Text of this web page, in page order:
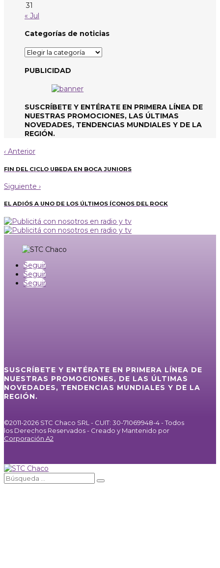
31
« Jul
Categorías de noticias
Categorías
de
noticias
PUBLICIDAD
SUSCRÍBETE Y ENTÉRATE EN PRIMERA LÍNEA DE
NUESTRAS PROMOCIONES, LAS ÚLTIMAS
NOVEDADES, TENDENCIAS MUNDIALES Y DE LA
REGIÓN.
‹ Anterior
FIN DEL CICLO UBEDA EN BOCA JUNIORS
Siguiente ›
EL ADIÓS A UNO DE LOS ÚLTIMOS ÍCONOS DEL ROCK
Seguir
Seguir
Seguir
SUSCRÍBETE Y ENTÉRATE EN PRIMERA LÍNEA DE
NUESTRAS PROMOCIONES, DE LAS ÚLTIMAS
NOVEDADES, TENDENCIAS MUNDIALES Y DE LA
REGIÓN.
©2011-2026 STC Chaco SRL - CUIT: 30-71069948-4 - Todos
los Derechos Reservados - Creado y Mantenido por
Corporación A2